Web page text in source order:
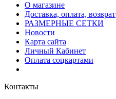
О магазине
Доставка, оплата, возврат
РАЗМЕРНЫЕ СЕТКИ
Новости
Карта сайта
Личный Кабинет
Оплата соцкартами
Контакты